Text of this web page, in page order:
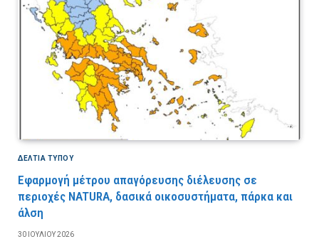
ΔΕΛΤΙΑ ΤΥΠΟΥ
Εφαρμογή μέτρου απαγόρευσης διέλευσης σε
περιοχές NATURA, δασικά οικοσυστήματα, πάρκα και
άλση
30 ΙΟΥΛΊΟΥ 2026